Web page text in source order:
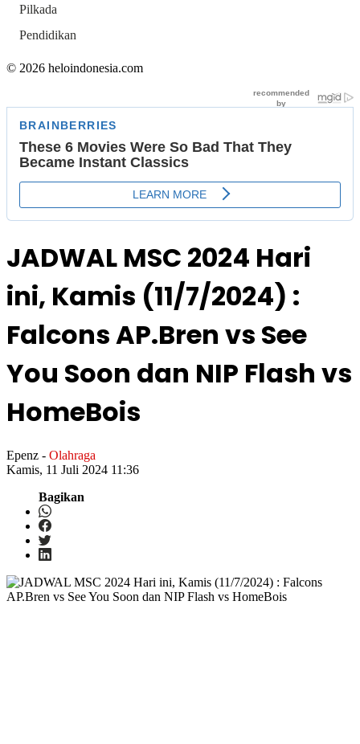
Pilkada
Pendidikan
© 2026 heloindonesia.com
JADWAL MSC 2024 Hari
ini, Kamis (11/7/2024) :
Falcons AP.Bren vs See
You Soon dan NIP Flash vs
HomeBois
Epenz - Olahraga
Kamis, 11 Juli 2024 11:36
Bagikan